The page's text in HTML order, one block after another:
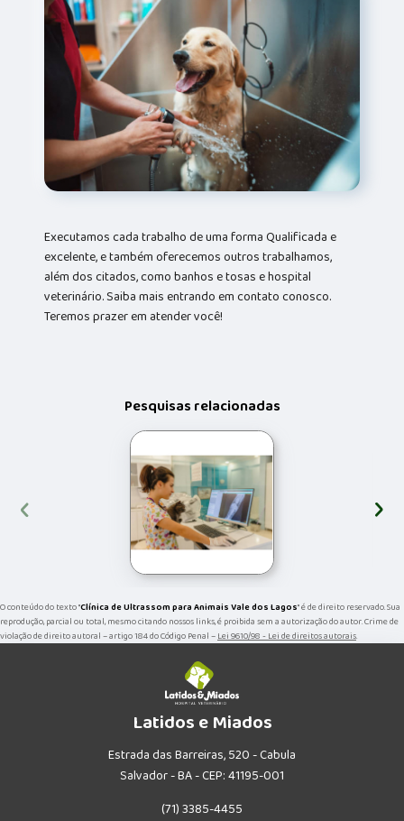
Executamos cada trabalho de uma forma Qualificada e
excelente, e também oferecemos outros trabalhamos,
além dos citados, como banhos e tosas e hospital
veterinário. Saiba mais entrando em contato conosco.
Teremos prazer em atender você!
Pesquisas relacionadas
‹ ›
O conteúdo do texto "Clínica de Ultrassom para Animais Vale dos Lagos" é de direito reservado. Sua
reprodução, parcial ou total, mesmo citando nossos links, é proibida sem a autorização do autor. Crime de
violação de direito autoral – artigo 184 do Código Penal –Lei 9610/98 - Lei de direitos autorais.
Latidos e Miados
Estrada das Barreiras, 520 - Cabula
Salvador - BA - CEP: 41195-001
(71) 3385-4455